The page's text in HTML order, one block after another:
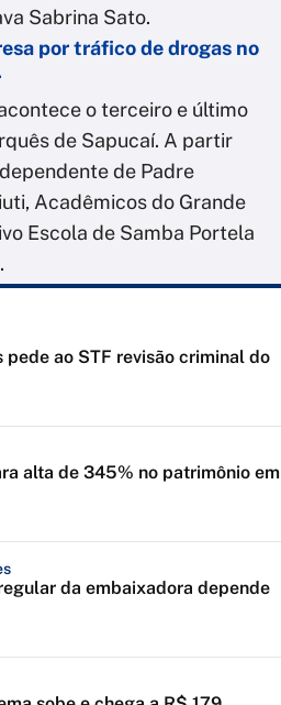
Sabrina Sato.
por tráfico de drogas no
o terceiro e último
de Sapucaí. A partir
de Padre
Acadêmicos do Grande
Escola de Samba Portela
pede ao STF revisão criminal do
alta de 345% no patrimônio em
da embaixadora depende